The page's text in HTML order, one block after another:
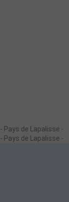
- Pays de Lapalisse -
- Pays de Lapalisse -